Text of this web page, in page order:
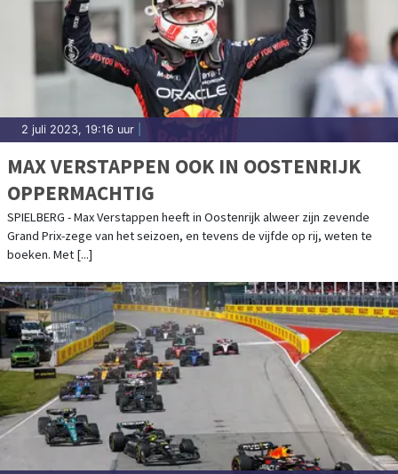
2 juli 2023, 19:16 uur
MAX VERSTAPPEN OOK IN OOSTENRIJK
OPPERMACHTIG
SPIELBERG - Max Verstappen heeft in Oostenrijk alweer zijn zevende
Grand Prix-zege van het seizoen, en tevens de vijfde op rij, weten te
boeken. Met [...]